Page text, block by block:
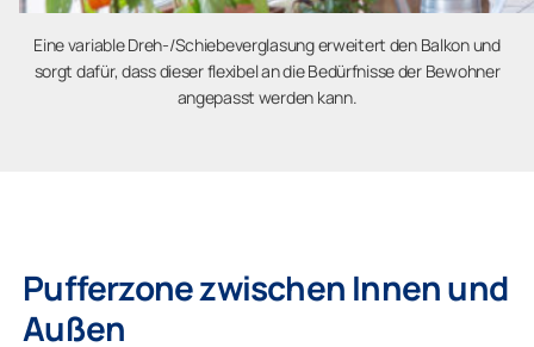
Eine variable Dreh-/Schiebeverglasung erweitert den Balkon und
sorgt dafür, dass dieser flexibel an die Bedürfnisse der Bewohner
angepasst werden kann.
Pufferzone zwischen Innen und
Außen